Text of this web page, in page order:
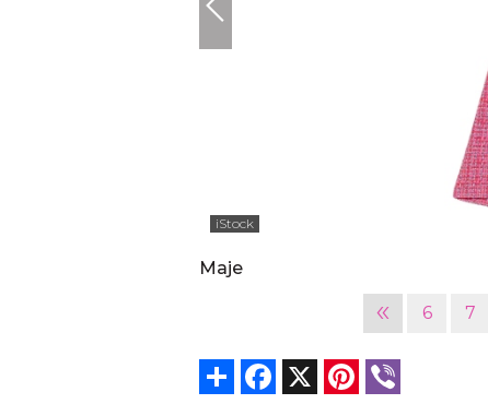
iStock
Maje
« 6 7
Share Facebook Pinterest